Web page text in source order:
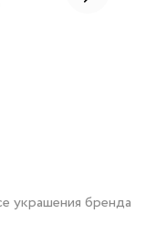
украшения бренда